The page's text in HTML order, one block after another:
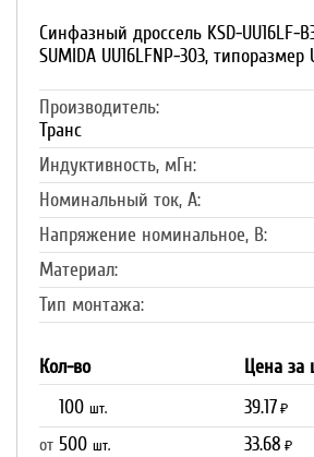
Синфазный дроссель KSD-UU16LF-
SUMIDA UU16LFNP-303, типоразмер
Производитель:
Транс
Индуктивность, мГн:
Номинальный ток, А:
Напряжение номинальное, В:
Материал:
Тип монтажа:
Кол-во
Цена за
100 шт. 39.17 ₽
от 500 шт. 33.68 ₽